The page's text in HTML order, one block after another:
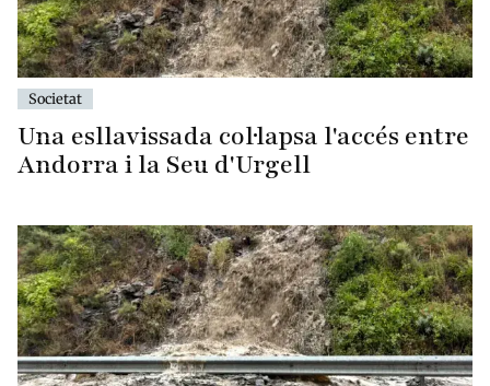
Societat
Una esllavissada col·lapsa l'accés entre
Andorra i la Seu d'Urgell